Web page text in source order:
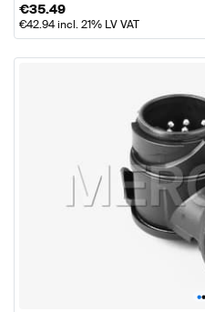
€35.49
€42.94incl. 21% LV VAT
•